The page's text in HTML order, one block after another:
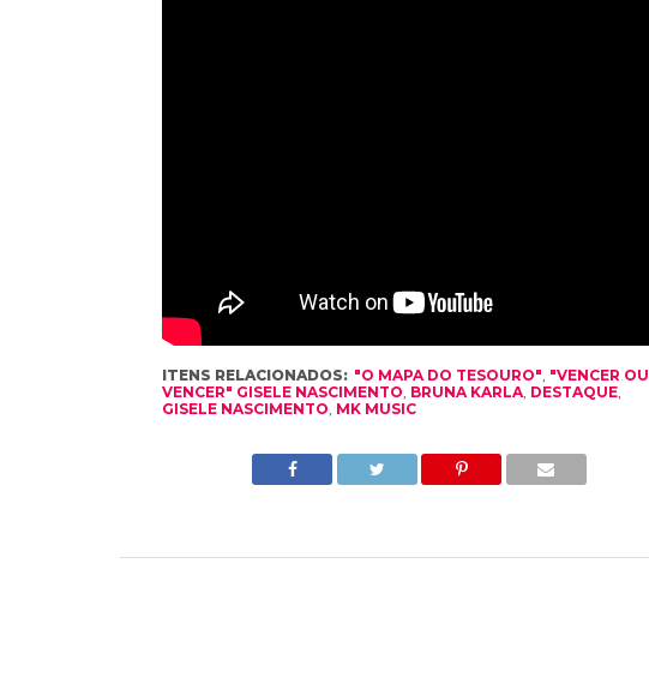
ITENS RELACIONADOS: "O MAPA DO TESOURO" "VENCER OU
VENCER" GISELE NASCIMENTO BRUNA KARLA, DESTAQUE,
GISELE NASCIMENTO MK MUSIC